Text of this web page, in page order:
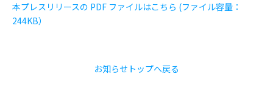
本プレスリリースの PDF ファイルはこちら (ファイル容量：
244KB）
お知らせトップへ戻る